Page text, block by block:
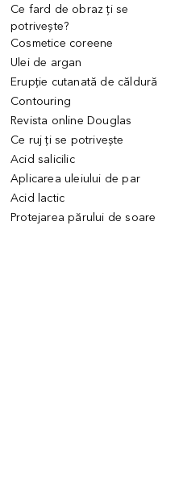
Ce fard de obraz ți se
potrivește?
Cosmetice coreene
Ulei de argan
Erupție cutanată de căldură
Contouring
Revista online Douglas
Ce ruj ți se potrivește
Acid salicilic
Aplicarea uleiului de par
Acid lactic
Protejarea părului de soare